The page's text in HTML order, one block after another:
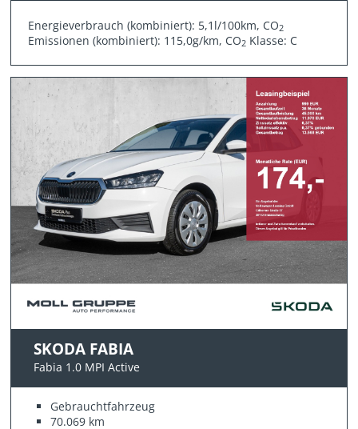
Energieverbrauch (kombiniert): 5,1l/100km, CO2
Emissionen (kombiniert): 115,0g/km, CO2 Klasse: C
SKODA FABIA
Fabia 1.0 MPI Active
Gebrauchtfahrzeug
70.069 km